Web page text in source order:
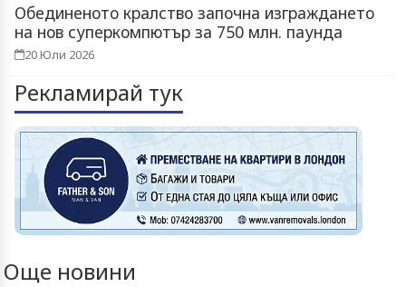
Обединеното кралство започна изграждането
на нов суперкомпютър за 750 млн. паунда
20 Юли 2026
Рекламирай тук
Още новини